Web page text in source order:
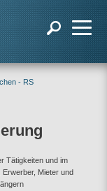
- RS
Tätigkeiten und im
Erwerber, Mieter und